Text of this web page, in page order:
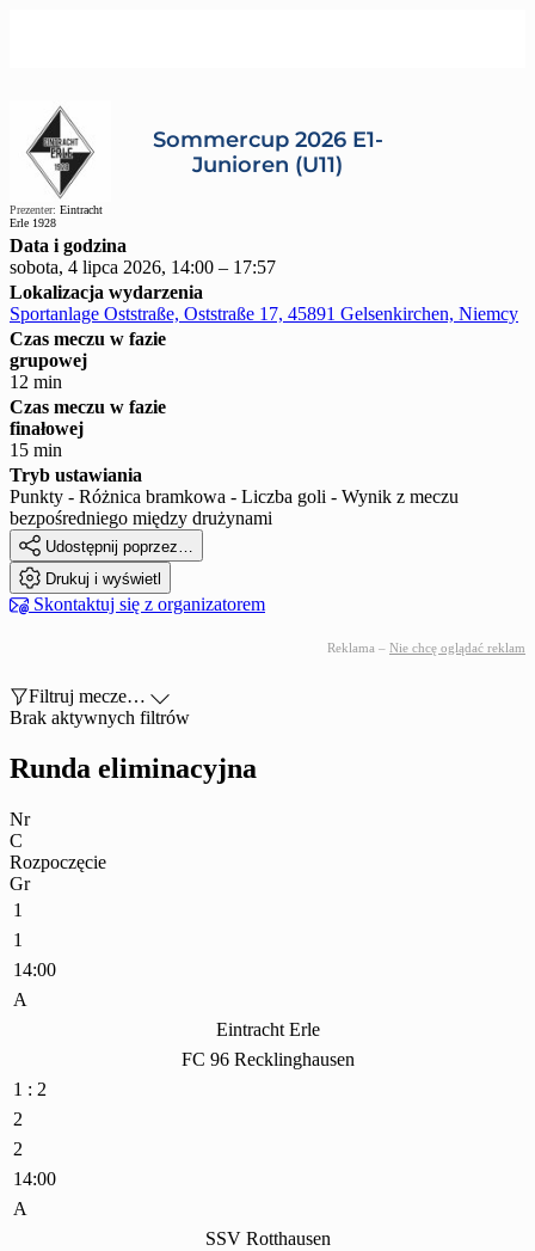
Prezenter: Eintracht
Erle 1928
Sommercup 2026 E1-
Junioren (U11)
Data i godzina
sobota, 4 lipca 2026, 14:00 – 17:57
Lokalizacja wydarzenia
Sportanlage Oststraße, Oststraße 17, 45891 Gelsenkirchen, Niemcy
Czas meczu w fazie
grupowej
12 min
Czas meczu w fazie
finałowej
15 min
Tryb ustawiania
Punkty - Różnica bramkowa - Liczba goli - Wynik z meczu
bezpośredniego między drużynami
 Udostępnij poprzez…
 Drukuj i wyświetl
 Skontaktuj się z organizatorem
Reklama – Nie chcę oglądać reklam
Filtruj mecze… 
Brak aktywnych filtrów
Runda eliminacyjna
Nr
C
Rozpoczęcie
Gr
1
1
14:00
A
Eintracht Erle
FC 96 Recklinghausen
1 : 2
2
2
14:00
A
SSV Rotthausen